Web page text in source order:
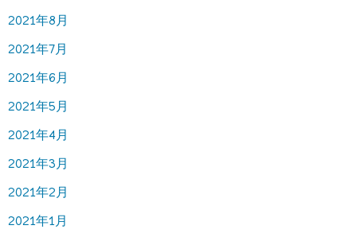
2021年8月
2021年7月
2021年6月
2021年5月
2021年4月
2021年3月
2021年2月
2021年1月